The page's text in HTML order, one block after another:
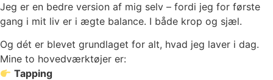
Jeg er en bedre version af mig selv – fordi jeg for første
gang i mit liv er i ægte balance. I både krop og sjæl.
Og dét er blevet grundlaget for alt, hvad jeg laver i dag.
Mine to hovedværktøjer er:
Tapping